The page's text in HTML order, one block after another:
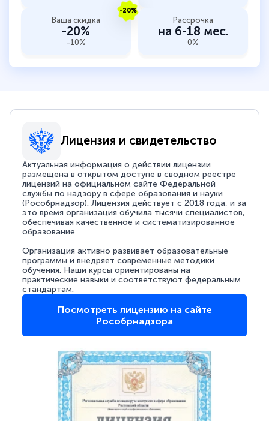
-20%
Ваша скидка
-20%
-10%
Рассрочка
на 6-18 мес.
0%
Лицензия и свидетельство
Актуальная информация о действии лицензии
размещена в открытом доступе в сводном реестре
лицензий на официальном сайте Федеральной
службы по надзору в сфере образования и науки
(Рособрнадзор). Лицензия действует с 2018 года, и за
это время организация обучила тысячи специалистов,
обеспечивая качественное и систематизированное
образование
Организация активно развивает образовательные
программы и внедряет современные методики
обучения. Наши курсы ориентированы на
практические навыки и соответствуют федеральным
стандартам.
Посмотреть лицензию на сайте
Рособрнадзора